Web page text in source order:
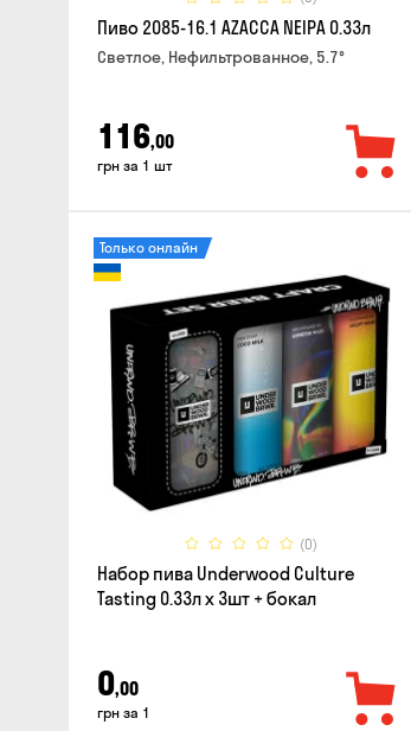
Пиво 2085-16.1 AZACCA NEIPA 0.33л
Светлое, Нефильтрованное, 5.7°
116,00
грн за 1 шт
(0)
Только онлайн
Набор пива Underwood Culture
Tasting 0.33л x 3шт + бокал
0,00
грн за 1